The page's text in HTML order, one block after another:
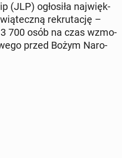
(JLP) ogło­si­ła naj­więk­
re­kru­ta­cję –
700 osób na czas wzmo­
przed Bożym Na­ro­